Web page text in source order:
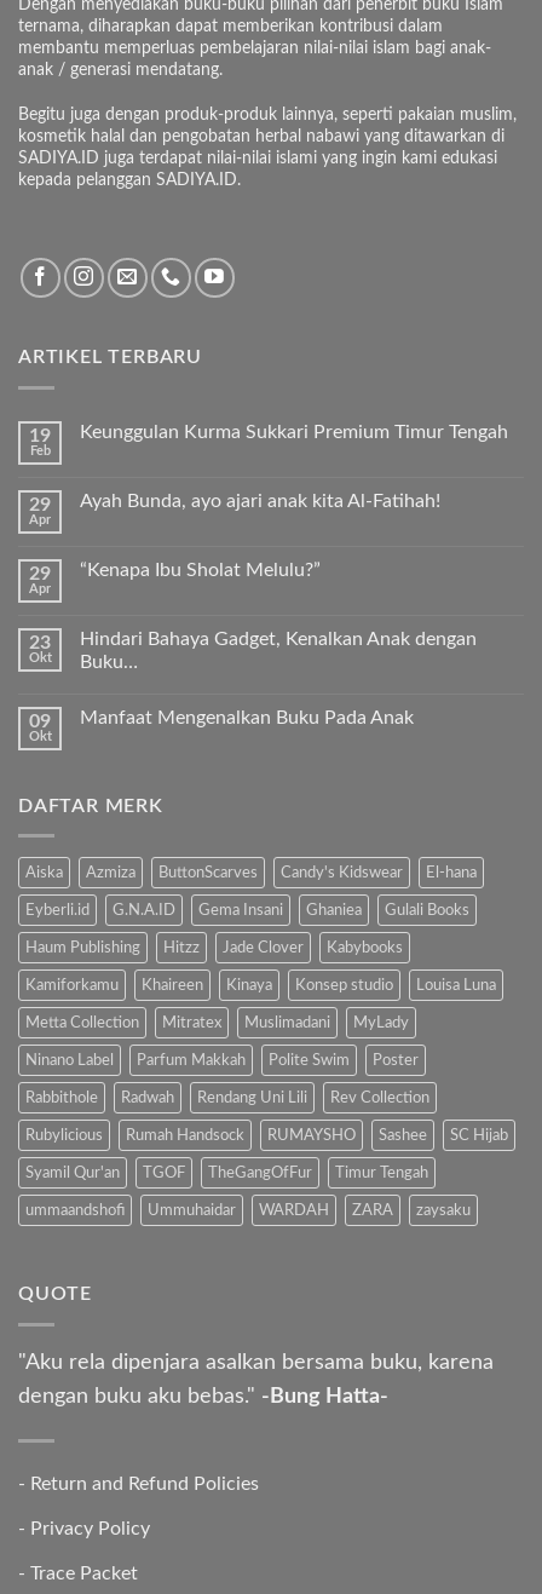
Dengan menyediakan buku-buku pilihan dari penerbit buku Islam
ternama, diharapkan dapat memberikan kontribusi dalam
membantu memperluas pembelajaran nilai-nilai islam bagi anak-
anak / generasi mendatang.
Begitu juga dengan produk-produk lainnya, seperti pakaian muslim,
kosmetik halal dan pengobatan herbal nabawi yang ditawarkan di
SADIYA.ID juga terdapat nilai-nilai islami yang ingin kami edukasi
kepada pelanggan SADIYA.ID.
ARTIKEL TERBARU
19
Feb
Keunggulan Kurma Sukkari Premium Timur Tengah
pada
Premium
29
Apr
Ayah Bunda, ayo ajari anak kita Al-Fatihah!
pada
ajari
kita
29
Apr
“Kenapa Ibu Sholat Melulu?”
pada
“Kenapa
23
Okt
Hindari Bahaya Gadget, Kenalkan Anak dengan
Buku…
komentar
Kenalkan
Anak
09
Okt
Manfaat Mengenalkan Buku Pada Anak
Manfaat
Anak
DAFTAR MERK
Aiska Azmiza ButtonScarves Candy's Kidswear El-hana
Eyberli.id G.N.A.ID Gema Insani Ghaniea Gulali Books
Haum Publishing Hitzz Jade Clover Kabybooks
Kamiforkamu Khaireen Kinaya Konsep studio Louisa Luna
Metta Collection Mitratex Muslimadani MyLady
Ninano Label Parfum Makkah Polite Swim Poster
Rabbithole Radwah Rendang Uni Lili Rev Collection
Rubylicious Rumah Handsock RUMAYSHO Sashee SC Hijab
Syamil Qur'an TGOF TheGangOfFur Timur Tengah
ummaandshofi Ummuhaidar WARDAH ZARA zaysaku
QUOTE
"Aku rela dipenjara asalkan bersama buku, karena
dengan buku aku bebas." -Bung Hatta-
- Return and Refund Policies
- Privacy Policy
- Trace Packet